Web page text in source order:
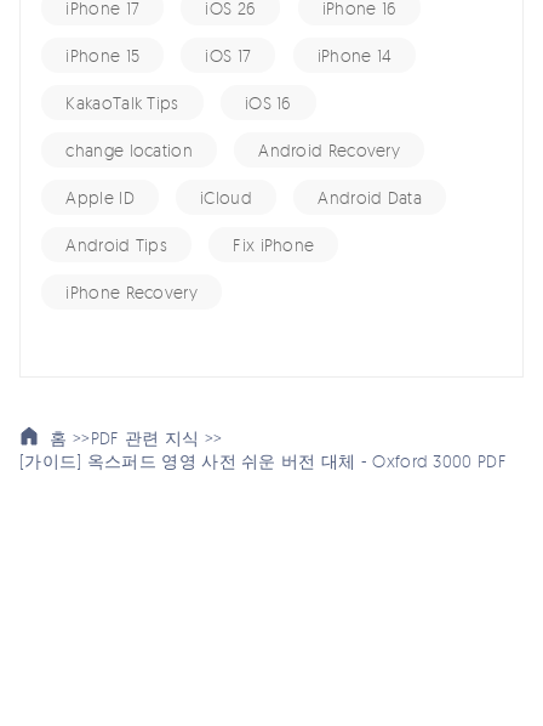
iPhone 17 iOS 26 iPhone 16
iPhone 15 iOS 17 iPhone 14
KakaoTalk Tips iOS 16
change location Android Recovery
Apple ID iCloud Android Data
Android Tips Fix iPhone
iPhone Recovery
홈 >>PDF 관련 지식 >>
[가이드] 옥스퍼드 영영 사전 쉬운 버전 대체 - Oxford 3000 PDF